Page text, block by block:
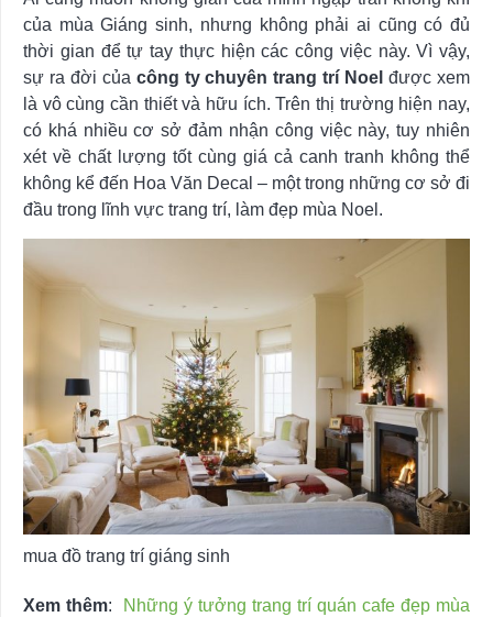
của mùa Giáng sinh, nhưng không phải ai cũng có đủ
thời gian để tự tay thực hiện các công việc này. Vì vậy,
sự ra đời của công ty chuyên trang trí Noelđược xem
là vô cùng cần thiết và hữu ích. Trên thị trường hiện nay,
có khá nhiều cơ sở đảm nhận công việc này, tuy nhiên
xét về chất lượng tốt cùng giá cả canh tranh không thể
không kể đến Hoa Văn Decal – một trong những cơ sở đi
đầu trong lĩnh vực trang trí, làm đẹp mùa Noel.
mua đồ trang trí giáng sinh
Xem thêm:
Những ý tưởng trang trí quán cafe đẹp mùa